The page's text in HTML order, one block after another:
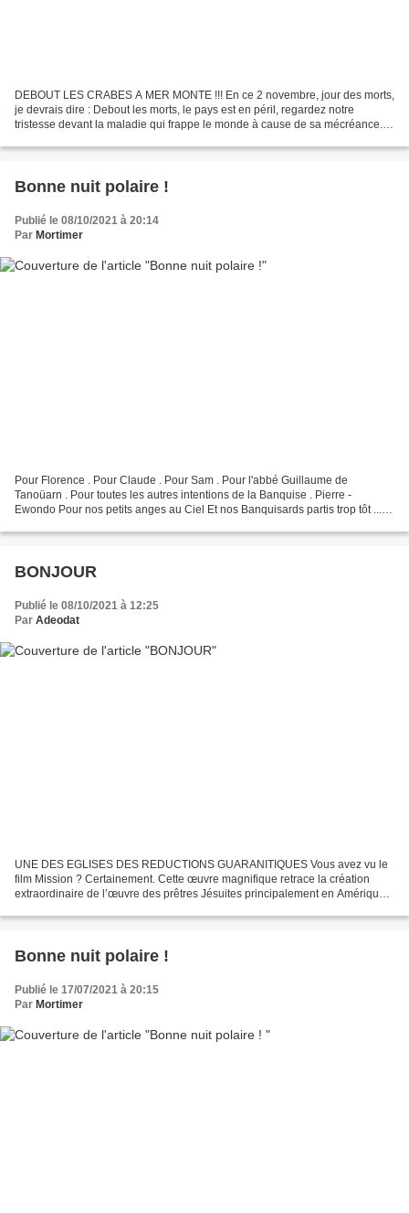
DEBOUT LES CRABES A MER MONTE !!! En ce 2 novembre, jour des morts,
je devrais dire : Debout les morts, le pays est en péril, regardez notre
tristesse devant la maladie qui frappe le monde à cause de sa mécréance.
Bonne nuit polaire !
Publié le 08/10/2021 à 20:14
Par Mortimer
Pour Florence . Pour Claude . Pour Sam . Pour l'abbé Guillaume de
Tanoüarn . Pour toutes les autres intentions de la Banquise . Pierre -
Ewondo Pour nos petits anges au Ciel Et nos Banquisards partis trop tôt ...
BONJOUR
Publié le 08/10/2021 à 12:25
Par Adeodat
UNE DES EGLISES DES REDUCTIONS GUARANITIQUES Vous avez vu le
film Mission ? Certainement. Cette œuvre magnifique retrace la création
extraordinaire de l’œuvre des prêtres Jésuites principalement en Amérique
Bonne nuit polaire !
Publié le 17/07/2021 à 20:15
Par Mortimer